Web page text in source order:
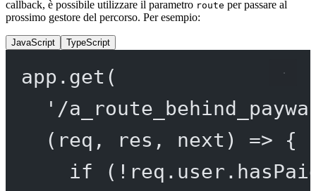
callback, è possibile utilizzare il parametro route per passare al
prossimo gestore del percorso. Per esempio:
JavaScript TypeScript
app. get (
'/
( req , res , next ) => {
if ( !